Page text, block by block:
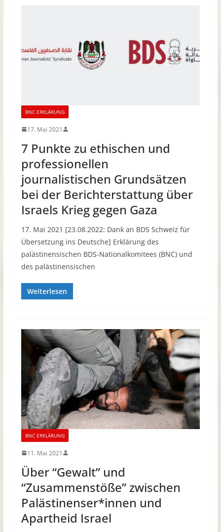
BNC ERKLÄRUNG
17. Mai 2021
7 Punkte zu ethischen und
professionellen
journalistischen Grundsätzen
bei der Berichterstattung über
Israels Krieg gegen Gaza
17. Mai 2021 [23.08.2022: Dank an BDS Schweiz für
Übersetzung ins Deutsche] Erklärung des
palästinensischen BDS-Nationalkomitees (BNC) und
des palästinensischen
Weiterlesen
BNC ERKLÄRUNG
11. Mai 2021
Über “Gewalt” und
“Zusammenstöße” zwischen
Palästinenser*innen und
Apartheid Israel